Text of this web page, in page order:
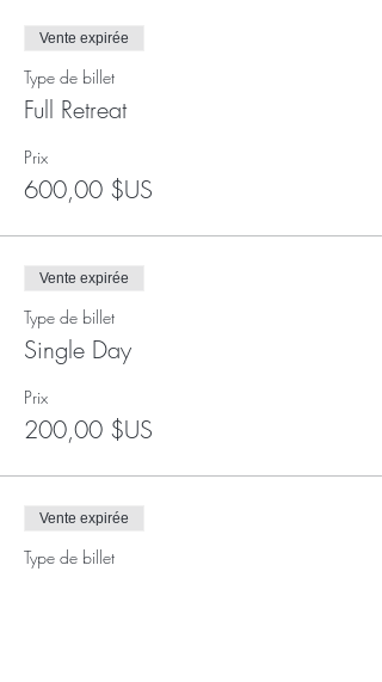
Vente expirée
Type de billet
Full Retreat
Prix
600,00 $US
Vente expirée
Type de billet
Single Day
Prix
200,00 $US
Vente expirée
Type de billet